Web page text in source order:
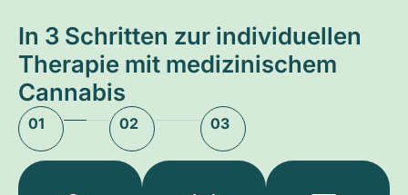
In 3 Schritten zur individuellen
Therapie mit medizinischem
Cannabis
01 02 03